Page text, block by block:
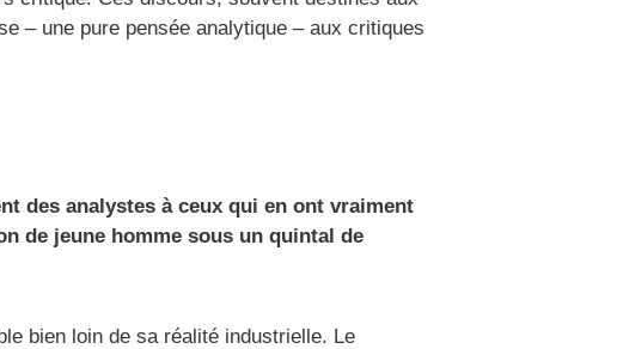
– une pure pensée analytique – aux critiques
des analystes à ceux qui en ont vraiment
de jeune homme sous un quintal de
bien loin de sa réalité industrielle. Le